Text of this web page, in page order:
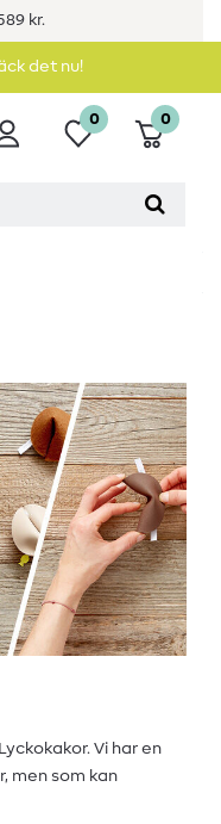
kr.
det nu!
0 0
Vi har en
men som kan